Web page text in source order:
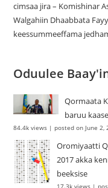
cimsaa jira – Komishinar
Walgahiin Dhaabbata
keessummeeffama
Oduulee
Qormaata
baruu
84.4k views |posted on June 2,
Oromiyaatti
2017 akka
beeksise
17.3k views |